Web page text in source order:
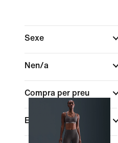
Sexe
Nen/a
Compra per preu
En oferta